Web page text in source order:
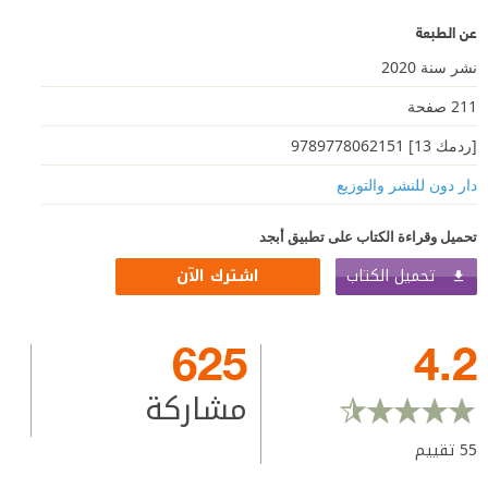
عن الطبعة
نشر سنة 2020
211 صفحة
[ردمك 13] 9789778062151
دار دون للنشر والتوزيع
تحميل وقراءة الكتاب على تطبيق أبجد
تحميل الكتاب اشترك الآن
4.2
55تقييم
625
مشاركة